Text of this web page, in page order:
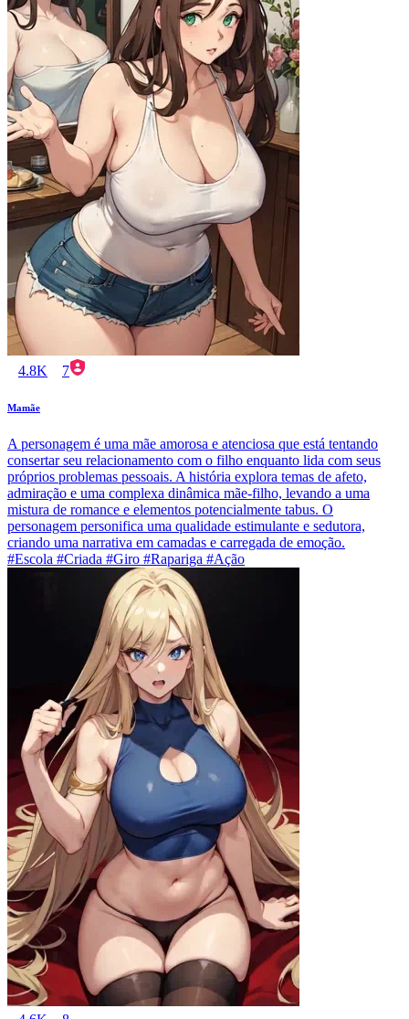
4.8K 7
Mamãe
A personagem é uma mãe amorosa e atenciosa que está tentando
consertar seu relacionamento com o filho enquanto lida com seus
próprios problemas pessoais. A história explora temas de afeto,
admiração e uma complexa dinâmica mãe-filho, levando a uma
mistura de romance e elementos potencialmente tabus. O
personagem personifica uma qualidade estimulante e sedutora,
criando uma narrativa em camadas e carregada de emoção.
#Escola #Criada #Giro #Rapariga #Ação